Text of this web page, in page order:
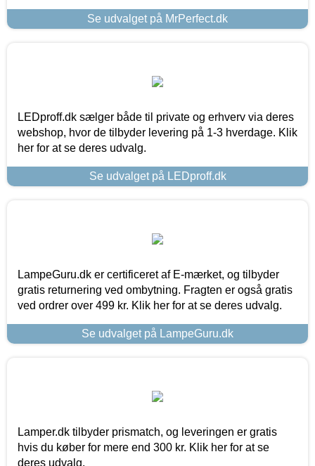
Se udvalget på MrPerfect.dk
LEDproff.dk sælger både til private og erhverv via deres
webshop, hvor de tilbyder levering på 1-3 hverdage. Klik
her for at se deres udvalg.
Se udvalget på LEDproff.dk
LampeGuru.dk er certificeret af E-mærket, og tilbyder
gratis returnering ved ombytning. Fragten er også gratis
ved ordrer over 499 kr. Klik her for at se deres udvalg.
Se udvalget på LampeGuru.dk
Lamper.dk tilbyder prismatch, og leveringen er gratis
hvis du køber for mere end 300 kr. Klik her for at se
deres udvalg.